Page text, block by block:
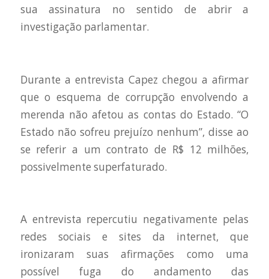
sua assinatura no sentido de abrir a
investigação parlamentar.
Durante a entrevista Capez chegou a afirmar
que o esquema de corrupção envolvendo a
merenda não afetou as contas do Estado. “O
Estado não sofreu prejuízo nenhum”, disse ao
se referir a um contrato de R$ 12 milhões,
possivelmente superfaturado.
A entrevista repercutiu negativamente pelas
redes sociais e sites da internet, que
ironizaram suas afirmações como uma
possível fuga do andamento das